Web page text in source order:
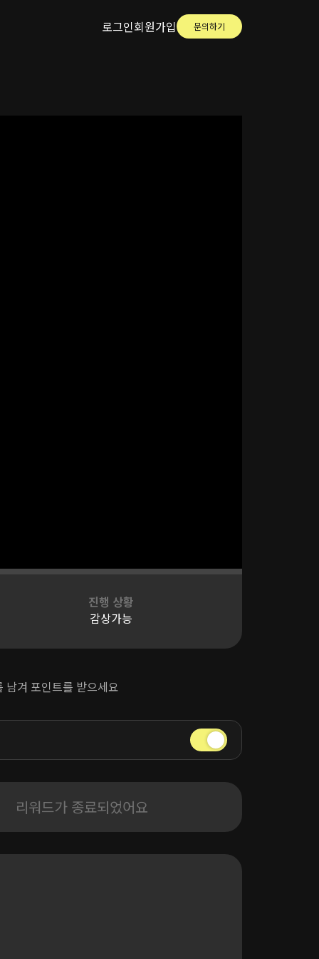
로그인회원가입 문의하기
진행 상황
감상가능
남겨 포인트를 받으세요
리워드가 종료되었어요